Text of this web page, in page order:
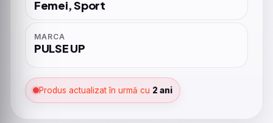
Femei, Sport
MARCA
PULSE UP
Produs actualizat în urmă cu 2 ani